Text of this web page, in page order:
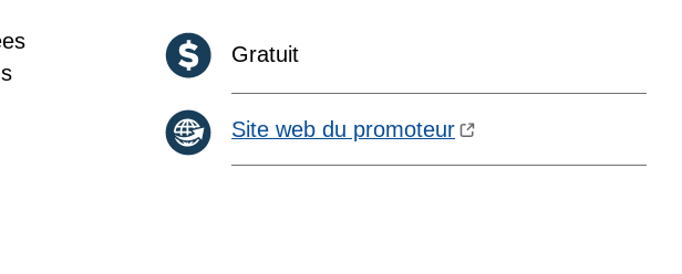
Coût :
Gratuit
Site web du promoteur